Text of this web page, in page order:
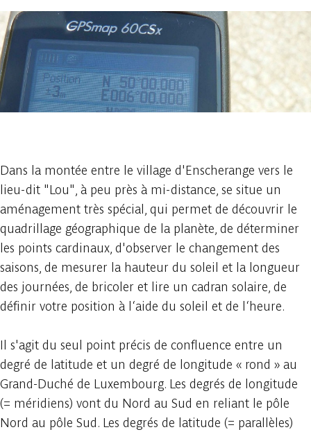
Dans la montée entre le village d'Enscherange vers le
lieu-dit "Lou", à peu près à mi-distance, se situe un
aménagement très spécial, qui permet de découvrir le
quadrillage géographique de la planète, de déterminer
les points cardinaux, d'observer le changement des
saisons, de mesurer la hauteur du soleil et la longueur
des journées, de bricoler et lire un cadran solaire, de
définir votre position à l‘aide du soleil et de l‘heure.
Il s'agit du seul point précis de confluence entre un
degré de latitude et un degré de longitude « rond » au
Grand-Duché de Luxembourg. Les degrés de longitude
(= méridiens) vont du Nord au Sud en reliant le pôle
Nord au pôle Sud. Les degrés de latitude (= parallèles)